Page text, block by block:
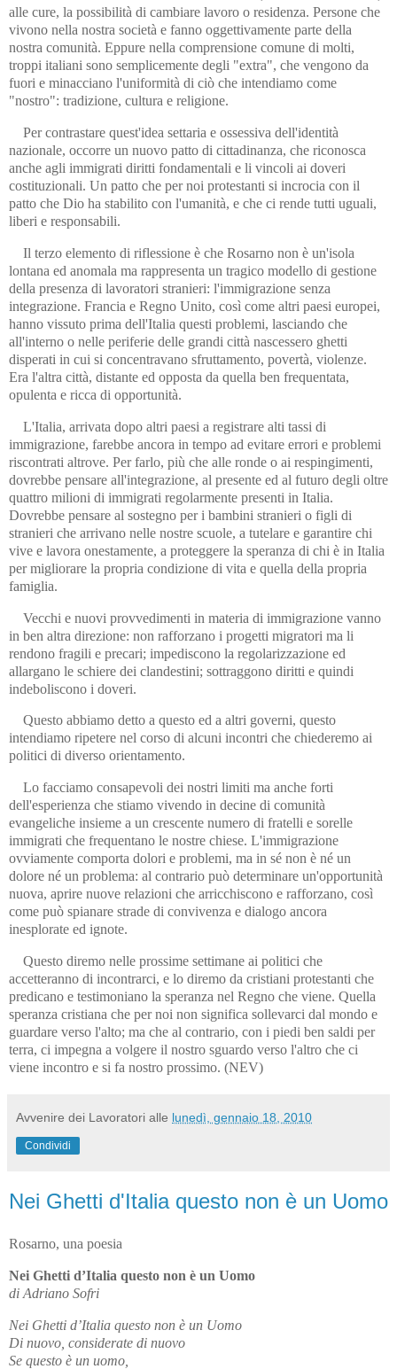
alle cure, la possibilità di cambiare lavoro o residenza. Persone che
vivono nella nostra società e fanno oggettivamente parte della
nostra comunità. Eppure nella comprensione comune di molti,
troppi italiani sono semplicemente degli "extra", che vengono da
fuori e minacciano l'uniformità di ciò che intendiamo come
"nostro": tradizione, cultura e religione.
Per contrastare quest'idea settaria e ossessiva dell'identità
nazionale, occorre un nuovo patto di cittadinanza, che riconosca
anche agli immigrati diritti fondamentali e li vincoli ai doveri
costituzionali. Un patto che per noi protestanti si incrocia con il
patto che Dio ha stabilito con l'umanità, e che ci rende tutti uguali,
liberi e responsabili.
Il terzo elemento di riflessione è che Rosarno non è un'isola
lontana ed anomala ma rappresenta un tragico modello di gestione
della presenza di lavoratori stranieri: l'immigrazione senza
integrazione. Francia e Regno Unito, così come altri paesi europei,
hanno vissuto prima dell'Italia questi problemi, lasciando che
all'interno o nelle periferie delle grandi città nascessero ghetti
disperati in cui si concentravano sfruttamento, povertà, violenze.
Era l'altra città, distante ed opposta da quella ben frequentata,
opulenta e ricca di opportunità.
L'Italia, arrivata dopo altri paesi a registrare alti tassi di
immigrazione, farebbe ancora in tempo ad evitare errori e problemi
riscontrati altrove. Per farlo, più che alle ronde o ai respingimenti,
dovrebbe pensare all'integrazione, al presente ed al futuro degli oltre
quattro milioni di immigrati regolarmente presenti in Italia.
Dovrebbe pensare al sostegno per i bambini stranieri o figli di
stranieri che arrivano nelle nostre scuole, a tutelare e garantire chi
vive e lavora onestamente, a proteggere la speranza di chi è in Italia
per migliorare la propria condizione di vita e quella della propria
famiglia.
Vecchi e nuovi provvedimenti in materia di immigrazione vanno
in ben altra direzione: non rafforzano i progetti migratori ma li
rendono fragili e precari; impediscono la regolarizzazione ed
allargano le schiere dei clandestini; sottraggono diritti e quindi
indeboliscono i doveri.
Questo abbiamo detto a questo ed a altri governi, questo
intendiamo ripetere nel corso di alcuni incontri che chiederemo ai
politici di diverso orientamento.
Lo facciamo consapevoli dei nostri limiti ma anche forti
dell'esperienza che stiamo vivendo in decine di comunità
evangeliche insieme a un crescente numero di fratelli e sorelle
immigrati che frequentano le nostre chiese. L'immigrazione
ovviamente comporta dolori e problemi, ma in sé non è né un
dolore né un problema: al contrario può determinare un'opportunità
nuova, aprire nuove relazioni che arricchiscono e rafforzano, così
come può spianare strade di convivenza e dialogo ancora
inesplorate ed ignote.
Questo diremo nelle prossime settimane ai politici che
accetteranno di incontrarci, e lo diremo da cristiani protestanti che
predicano e testimoniano la speranza nel Regno che viene. Quella
speranza cristiana che per noi non significa sollevarci dal mondo e
guardare verso l'alto; ma che al contrario, con i piedi ben saldi per
terra, ci impegna a volgere il nostro sguardo verso l'altro che ci
viene incontro e si fa nostro prossimo. (NEV)
Avvenire dei Lavoratori alle lunedì, gennaio 18, 2010
Condividi
Nei Ghetti d'Italia questo non è un Uomo
Rosarno, una poesia
Nei Ghetti d’Italia questo non è un Uomo
di Adriano Sofri
Nei Ghetti d’Italia questo non è un Uomo
Di nuovo, considerate di nuovo
Se questo è un uomo,